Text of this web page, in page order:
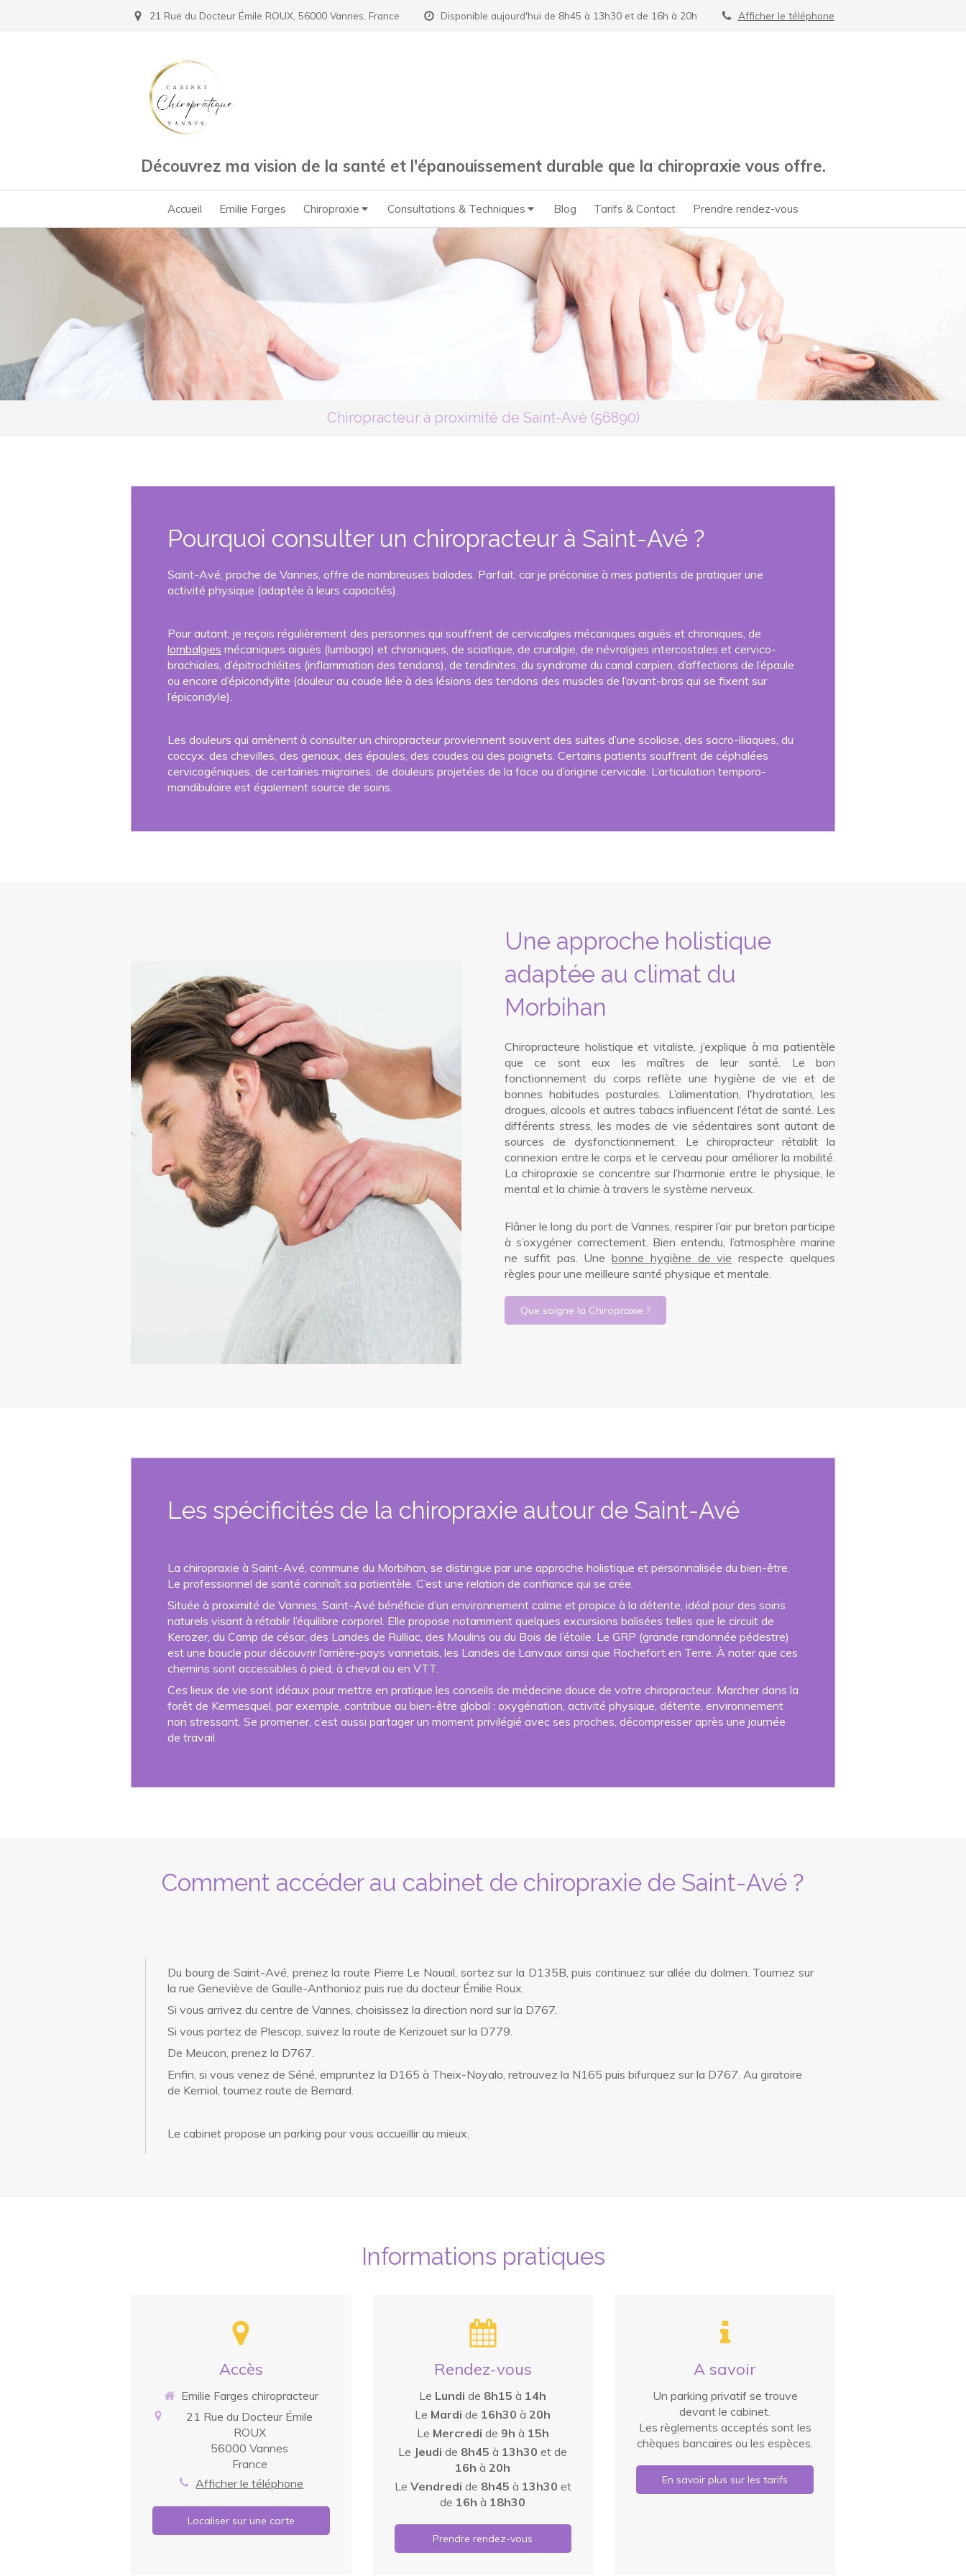
21 Rue du Docteur Émile ROUX, 56000 Vannes, France Disponible aujourd'hui de 8h45 à 13h30 et de 16h à 20h Afficher le téléphone
Découvrez ma vision de la santé et l'épanouissement durable que la chiropraxie vous offre.
Accueil Emilie Farges Chiropraxie Consultations & Techniques Blog Tarifs & Contact Prendre rendez-vous
Chiropracteur à proximité de Saint-Avé (56890)
Pourquoi consulter un chiropracteur à Saint-Avé ?
Saint-Avé, proche de Vannes, offre de nombreuses balades. Parfait, car je préconise à mes patients de pratiquer une
activité physique (adaptée à leurs capacités).
Pour autant, je reçois régulièrement des personnes qui souffrent de cervicalgies mécaniques aiguës et chroniques, de
lombalgies mécaniques aiguës (lumbago) et chroniques, de sciatique, de cruralgie, de névralgies intercostales et cervico-
brachiales, d’épitrochléites (inflammation des tendons), de tendinites, du syndrome du canal carpien, d’affections de l’épaule
ou encore d’épicondylite (douleur au coude liée à des lésions des tendons des muscles de l’avant-bras qui se fixent sur
l’épicondyle).
Les douleurs qui amènent à consulter un chiropracteur proviennent souvent des suites d’une scoliose, des sacro-iliaques, du
coccyx, des chevilles, des genoux, des épaules, des coudes ou des poignets. Certains patients souffrent de céphalées
cervicogéniques, de certaines migraines, de douleurs projetées de la face ou d’origine cervicale. L’articulation temporo-
mandibulaire est également source de soins.
Une approche holistique
adaptée au climat du
Morbihan
Chiropracteure holistique et vitaliste, j’explique à ma patientèle
que ce sont eux les maîtres de leur santé. Le bon
fonctionnement du corps reflète une hygiène de vie et de
bonnes habitudes posturales. L’alimentation, l'hydratation, les
drogues, alcools et autres tabacs influencent l’état de santé. Les
différents stress, les modes de vie sédentaires sont autant de
sources de dysfonctionnement. Le chiropracteur rétablit la
connexion entre le corps et le cerveau pour améliorer la mobilité.
La chiropraxie se concentre sur l’harmonie entre le physique, le
mental et la chimie à travers le système nerveux.
Flâner le long du port de Vannes, respirer l’air pur breton participe
à s’oxygéner correctement. Bien entendu, l’atmosphère marine
ne suffit pas. Unebonne hygiène de vie respecte quelques
règles pour une meilleure santé physique et mentale.
Que soigne la Chiropraxie ?
Les spécificités de la chiropraxie autour de Saint-Avé
La chiropraxie à Saint-Avé, commune du Morbihan, se distingue par une approche holistique et personnalisée du bien-être.
Le professionnel de santé connaît sa patientèle. C’est une relation de confiance qui se crée.
Située à proximité de Vannes, Saint-Avé bénéficie d’un environnement calme et propice à la détente, idéal pour des soins
naturels visant à rétablir l’équilibre corporel. Elle propose notamment quelques excursions balisées telles que le circuit de
Kerozer, du Camp de césar, des Landes de Rulliac, des Moulins ou du Bois de l’étoile. Le GRP (grande randonnée pédestre)
est une boucle pour découvrir l’arrière-pays vannetais, les Landes de Lanvaux ainsi que Rochefort en Terre. À noter que ces
chemins sont accessibles à pied, à cheval ou en VTT.
Ces lieux de vie sont idéaux pour mettre en pratique les conseils de médecine douce de votre chiropracteur. Marcher dans la
forêt de Kermesquel, par exemple, contribue au bien-être global : oxygénation, activité physique, détente, environnement
non stressant. Se promener, c’est aussi partager un moment privilégié avec ses proches, décompresser après une journée
de travail.
Comment accéder au cabinet de chiropraxie de Saint-Avé ?
Du bourg de Saint-Avé, prenez la route Pierre Le Nouail, sortez sur la D135B, puis continuez sur allée du dolmen. Tournez sur
la rue Geneviève de Gaulle-Anthonioz puis rue du docteur Émilie Roux.
Si vous arrivez du centre de Vannes, choisissez la direction nord sur la D767.
Si vous partez de Plescop, suivez la route de Kerizouet sur la D779.
De Meucon, prenez la D767.
Enfin, si vous venez de Séné, empruntez la D165 à Theix-Noyalo, retrouvez la N165 puis bifurquez sur la D767. Au giratoire
de Kerniol, tournez route de Bernard.
Le cabinet propose un parking pour vous accueillir au mieux.
Informations pratiques
Accès
Emilie Farges chiropracteur
21 Rue du Docteur Émile
ROUX
56000 Vannes
France
Afficher le téléphone
Localiser sur une carte
Rendez-vous
Le Lundi de 8h15 à 14h
Le Mardi de 16h30 à20h
Le Mercredi de 9h à 15h
Le Jeudi de 8h45 à 13h30 et de
16h à20h
Le Vendredi de 8h45 à 13h30 et
de 16h à 18h30
Prendre rendez-vous
A savoir
Un parking privatif se trouve
devant le cabinet.
Les règlements acceptés sont les
chèques bancaires ou les espèces.
En savoir plus sur les tarifs